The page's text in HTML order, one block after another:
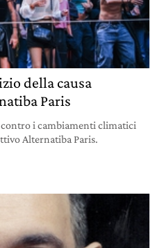
della causa
Paris
contro i cambiamenti climatici
Alternatiba Paris.